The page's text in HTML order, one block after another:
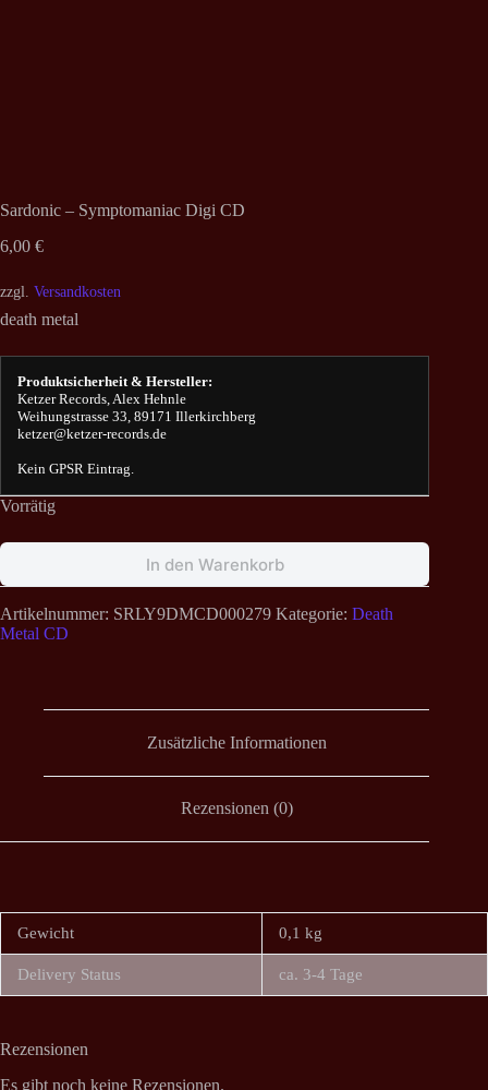
Sardonic – Symptomaniac Digi CD
6,00 €
zzgl. Versandkosten
death metal
Produktsicherheit & Hersteller:
Ketzer Records, Alex Hehnle
Weihungstrasse 33, 89171 Illerkirchberg
ketzer@ketzer-records.de
Kein GPSR Eintrag.
Vorrätig
In den Warenkorb
Artikelnummer: SRLY9DMCD000279 Kategorie: Death
Metal CD
Zusätzliche Informationen
Rezensionen (0)
Gewicht 0,1 kg
Delivery Status ca. 3-4 Tage
Rezensionen
Es gibt noch keine Rezensionen.